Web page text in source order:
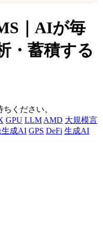
｜AIが毎
・蓄積する
ください。
GPU LLMAMD 大規模言
生成AI GPS DeFi 生成AI